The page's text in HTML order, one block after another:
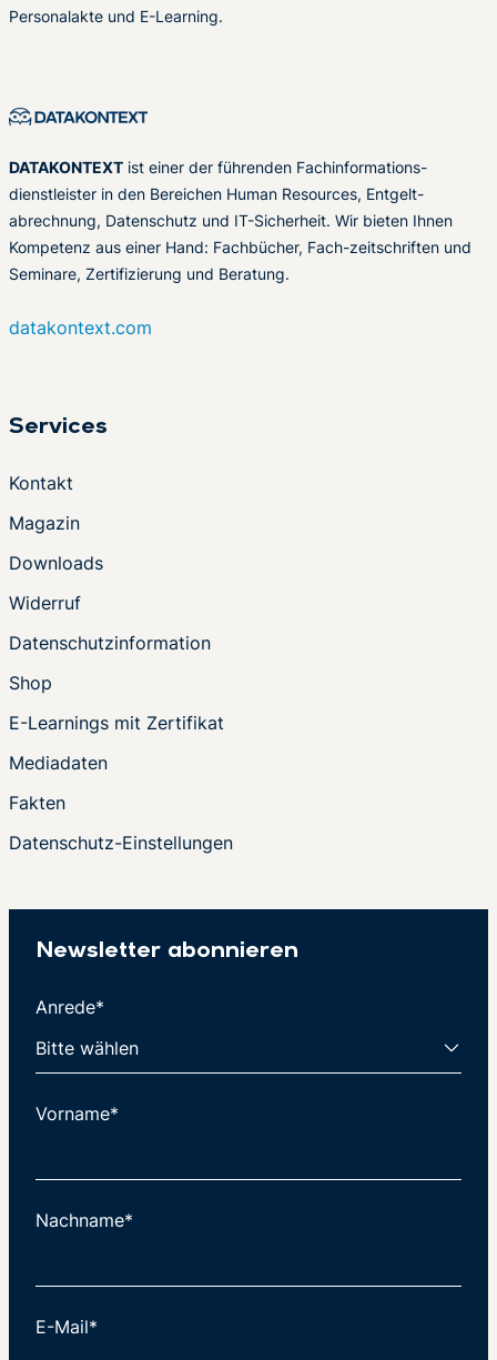
Personalakte und E-Learning.
DATAKONTEXT ist einer der führenden Fachinformations-
dienstleister in den Bereichen Human Resources, Entgelt-
abrechnung, Datenschutz und IT-Sicherheit. Wir bieten Ihnen
Kompetenz aus einer Hand: Fachbücher, Fach-zeitschriften und
Seminare, Zertifizierung und Beratung.
datakontext.com
Services
Kontakt
Magazin
Downloads
Widerruf
Datenschutzinformation
Shop
E-Learnings mit Zertifikat
Mediadaten
Fakten
Datenschutz-Einstellungen
Newsletter abonnieren
Anrede*
Vorname*
Nachname*
E-Mail*